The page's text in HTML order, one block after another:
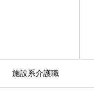
施設系介護職